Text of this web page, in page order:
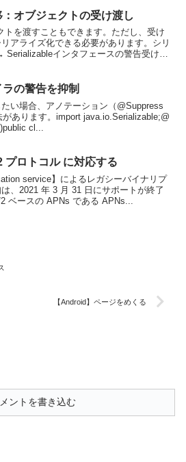
オブジェクトの受け渡し
を渡すこともできます。ただし、受け
アライズ化できる必要があります。シリ
Serializableインタフェースの警告受け渡
の警告を抑制
い場合、アノテーション（@Suppress
あります。import java.io.Serializable;@
cl...
ロトコル に対応する
service】によるレガシーバイナリプ
、2021 年 3 月 31 日にサポートが終了
ベースの APNs である APNs...
【Android】ページをめくる
ントを書き込む